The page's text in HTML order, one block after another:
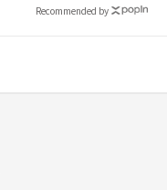
Recommended by